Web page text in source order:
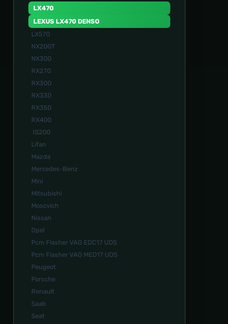
LX470
LEXUS LX470 DENSO
LX570
NX200T
NX300
RX270
RX300
RX330
RX350
RX400
IS200
Lifan
Mazda
Mercedes-Benz
Mini
Mitsubishi
Moscvich
Nissan
Opel
Pcm Flasher VAG EDC17 UDS
Pcm Flasher VAG MED17 UDS
Peugeot
Porsche
Renault
Saab
Seat